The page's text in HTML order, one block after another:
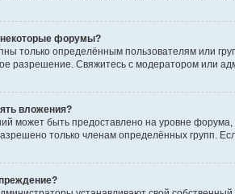
форумы?
только определённым пользователям или
разрешение. Свяжитесь с модератором или
вложения?
может быть предоставлено на уровне
только членам определённых групп.